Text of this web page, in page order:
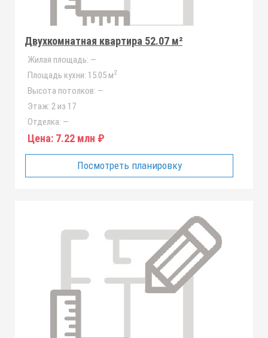
Двухкомнатная квартира 52.07 м²
Жилая площадь: —
Площадь кухни: 15.05 м2
Высота потолков: —
Этаж: 2 из 17
Отделка: —
Цена: 7.22 млн ₽
Посмотреть планировку